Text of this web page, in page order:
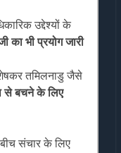
उद्देश्यों के
का भी प्रयोग जारी
तमिलनाडु जैसे
से बचने के लिए
संचार के लिए